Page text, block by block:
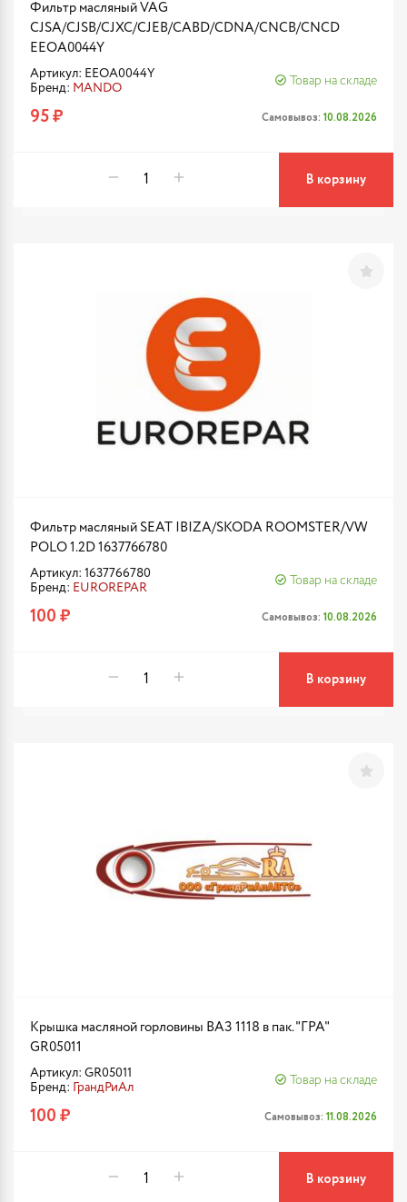
Фильтр масляный VAG
CJSA/CJSB/CJXC/CJEB/CABD/CDNA/CNCB/CNCD
EEOA0044Y
Артикул: EEOA0044Y
Бренд: MANDO
Товар на складе
95 ₽ Самовывоз: 10.08.2026
В корзину
Фильтр масляный SEAT IBIZA/SKODA ROOMSTER/VW
POLO 1.2D 1637766780
Артикул: 1637766780
Бренд: EUROREPAR
Товар на складе
100 ₽ Самовывоз: 10.08.2026
В корзину
Крышка масляной горловины ВАЗ 1118 в пак. "ГРА"
GR05011
Артикул: GR05011
Бренд: ГрандРиАл
Товар на складе
100 ₽ Самовывоз: 11.08.2026
В корзину